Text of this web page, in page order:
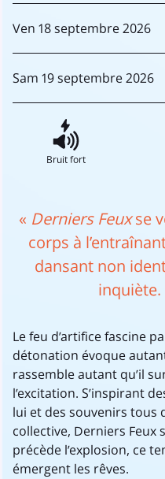
Ven 18 septembre2026
Sam 19 septembre2026
Bruit fort
« Derniers Feuxse
corps à
dansant non
inquiète.
Le feu d’artifice fascine
détonation évoque
rassemble autant qu’il
l’excitation. S’inspirant
lui et des souvenirs
collective, Derniers Feux
précède l’explosion, ce
émergent les rêves.